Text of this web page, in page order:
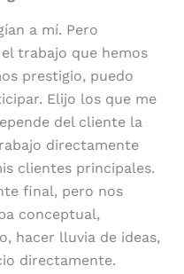
a mí. Pero
trabajo que hemos
prestigio, puedo
Elijo los que me
del cliente la
directamente
clientes principales.
final, pero nos
conceptual,
hacer lluvia de ideas,
directamente.